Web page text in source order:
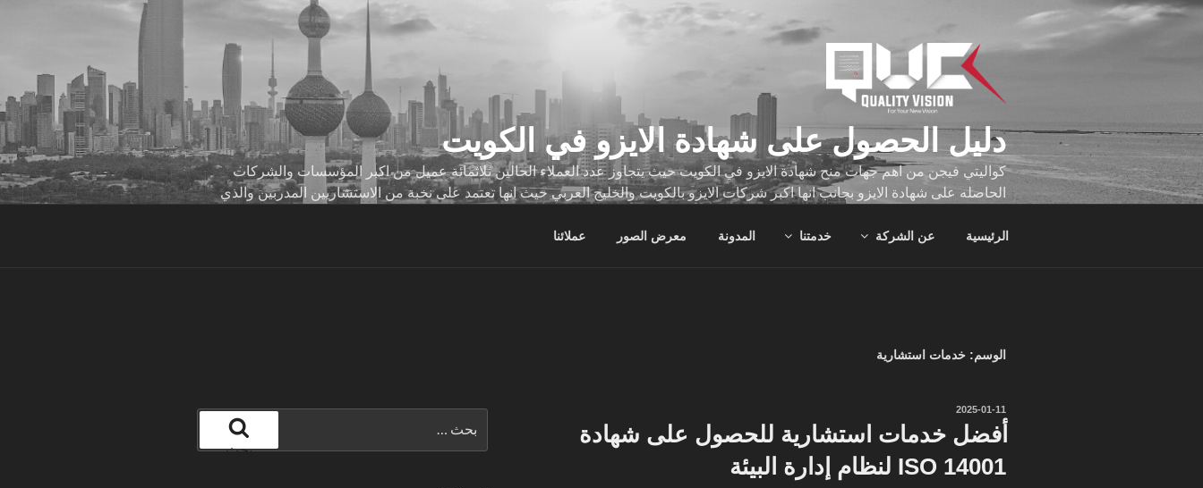
التجاوز
دليل الحصول على شهادة الايزو في الكويت
كواليتي فيجن من اهم جهات منح شهادة الايزو في الكويت حيث يتجاوز عدد العملاء الحالين ثلاثمائة عميل من اكبر المؤسسات والشركات
الحاصله على شهادة الايزو بجانب انها اكبر شركات الايزو بالكويت والخليج العربي حيث انها تعتمد على نخبة من الاستشاريين المدربين والذي
الرئيسية عن الشركة خدمتنا المدونة معرض الصور عملائنا
الوسم: خدمات استشارية
نُشر
في
2025-01-11
أفضل خدمات استشارية للحصول على شهادة
ISO 14001 لنظام إدارة البيئة
عن:
بحث